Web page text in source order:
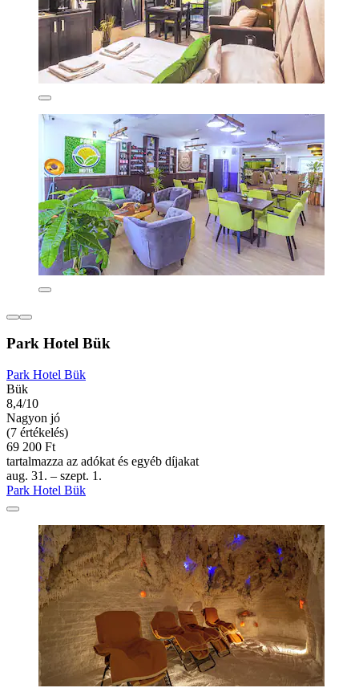
Park Hotel Bük
Park Hotel Bük
Bük
8,4/10
Nagyon jó
(7 értékelés)
69 200 Ft
tartalmazza az adókat és egyéb díjakat
aug. 31. – szept. 1.
Park Hotel Bük